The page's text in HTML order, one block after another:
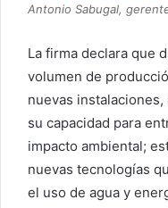
Antonio Sabugal,
La firma declara que
volumen de
nuevas
su capacidad para
impacto ambiental;
nuevas tecnologías
el uso de agua y